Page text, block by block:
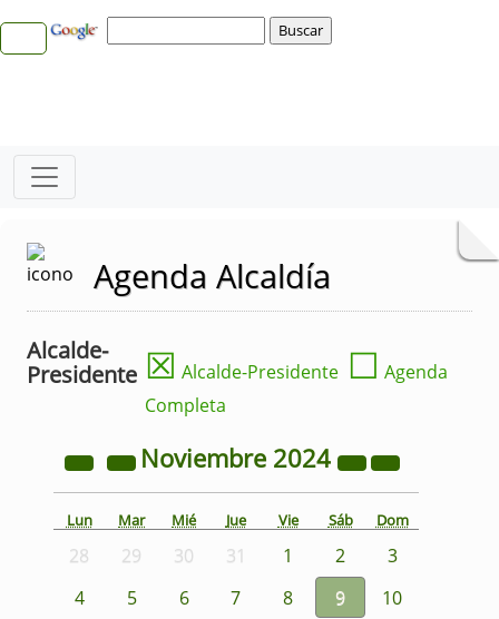
Agenda Alcaldía
Alcalde-
Presidente ☒ Alcalde-Presidente ☐ Agenda
Completa
Noviembre 2024
Lun Mar Mié Jue Vie Sáb Dom
28 29 30 31 1 2
3
4
5 6 7 8 9
10